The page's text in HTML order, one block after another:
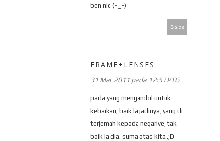
ben nie (-_-)
Balas
FRAME+LENSES
31 Mac 2011 pada 12:57 PTG
pada yang mengambil untuk
kebaikan, baik la jadinya, yang di
terjemah kepada negarive, tak
baik la dia. suma atas kita..;D